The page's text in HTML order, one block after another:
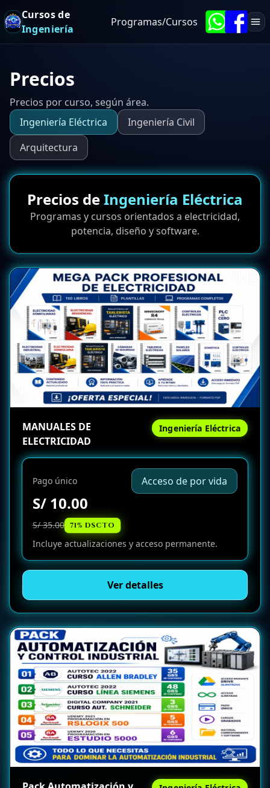
Cursos de
Ingeniería
Programas/Cursos
Precios
Precios por curso, según área.
Ingeniería Eléctrica
Ingeniería Civil
Arquitectura
Precios deIngeniería Eléctrica
Programas y cursos orientados a electricidad,
potencia, diseño y software.
MANUALES DE
ELECTRICIDAD
Ingeniería Eléctrica
Pago único Acceso de por vida
S/ 10.00
S/ 35.00 71% DSCTO
Incluye actualizaciones y acceso permanente.
Ver detalles